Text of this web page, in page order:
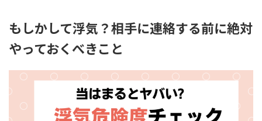
もしかして浮気？相手に連絡する前に絶対
やっておくべきこと